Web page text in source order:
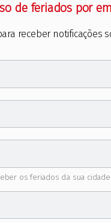
de feriados por
receber notificações
os feriados da sua